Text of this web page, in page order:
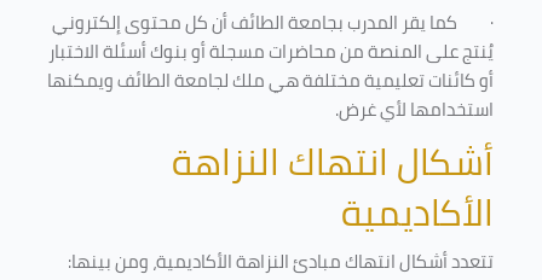
· كما يقر المدرب بجامعة الطائف أن كل محتوى إلكتروني
يُنتج على المنصة من محاضرات مسجلة أو بنوك أسئلة الاختبار
أو كائنات تعليمية مختلفة هي ملك لجامعة الطائف ويمكنها
استخدامها لأي غرض.
أشكال انتهاك النزاهة
الأكاديمية
تتعدد أشكال انتهاك مبادئ النزاهة الأكاديمية، ومن بينها: